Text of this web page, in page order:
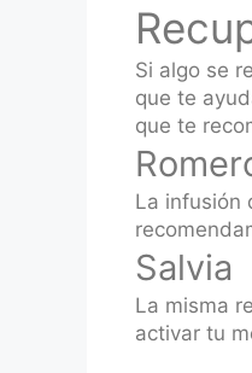
Si algo se
que te
que te
La infusión
Salvia
La misma
activar tu